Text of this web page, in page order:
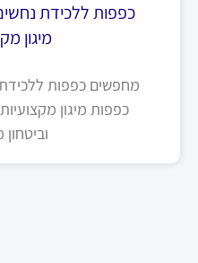
כפפות ללכידת
מיגון
מחפשים כפפות
כפפות מיגון
וביטחון